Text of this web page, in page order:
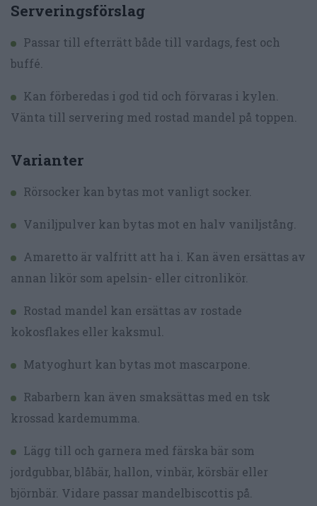
Serveringsförslag
Passar till efterrätt både till vardags, fest och
buffé.
Kan förberedas i god tid och förvaras i kylen.
Vänta till servering med rostad mandel på toppen.
Varianter
Rörsocker kan bytas mot vanligt socker.
Vaniljpulver kan bytas mot en halv vaniljstång.
Amaretto är valfritt att ha i. Kan även ersättas av
annan likör som apelsin- eller citronlikör.
Rostad mandel kan ersättas av rostade
kokosflakes eller kaksmul.
Matyoghurt kan bytas mot mascarpone.
Rabarbern kan även smaksättas med en tsk
krossad kardemumma.
Lägg till och garnera med färska bär som
jordgubbar, blåbär, hallon, vinbär, körsbär eller
björnbär. Vidare passar mandelbiscottis på.